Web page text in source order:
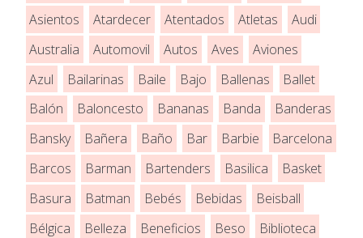
Asientos
Atardecer Atentados Atletas
Audi
Australia
Automovil Autos Aves
Aviones
Azul
Bailarinas Baile Bajo Ballenas
Ballet
Balón
Baloncesto Bananas Banda
Banderas
Bansky
Bañera Baño Bar Barbie
Barcelona
Barcos
Barman Bartenders Basilica
Basket
Basura
Batman Bebés Bebidas
Beisball
Bélgica
Belleza Beneficios Beso
Biblioteca